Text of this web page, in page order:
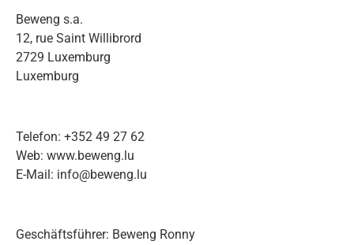
Beweng s.a.
12, rue Saint Willibrord
2729 Luxemburg
Luxemburg
Telefon: +352 49 27 62
Web: www.beweng.lu
E-Mail: info@beweng.lu
Geschäftsführer: Beweng Ronny